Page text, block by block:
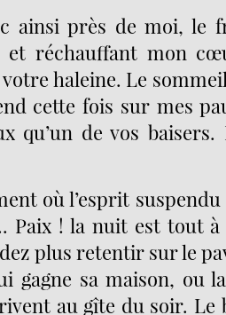
ainsi près de moi, le
et réchauffant mon
haleine. Le
cette fois sur mes
qu’un de vos
où l’esprit suspendu
Paix ! la nuit est tout
plus retentir sur le
gagne sa maison, ou
au gîte du soir.